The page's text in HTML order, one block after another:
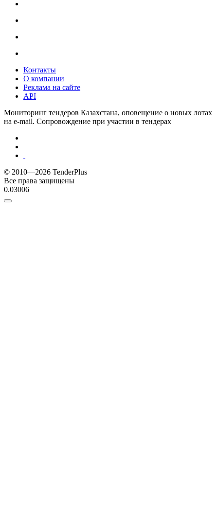
Контакты
О компании
Реклама на сайте
API
Мониторинг тендеров Казахстана, оповещение о новых лотах
на e-mail. Сопровождение при участии в тендерах
© 2010—2026 TenderPlus
Все права защищены
0.03006